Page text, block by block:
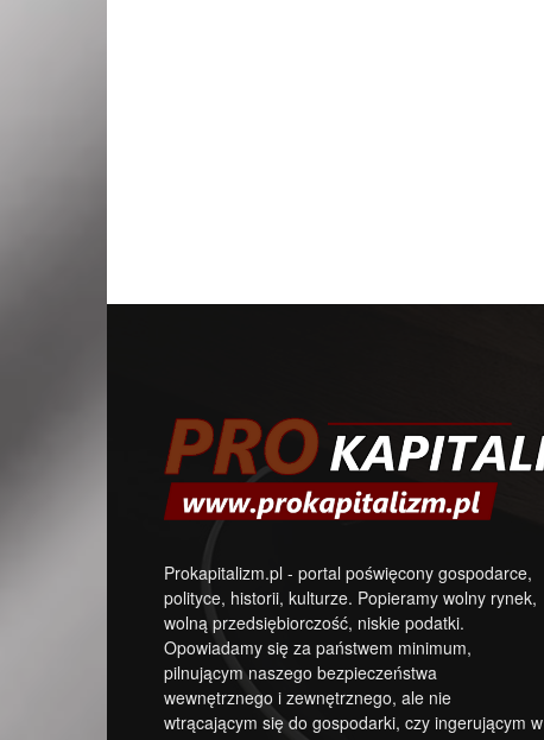
Prokapitalizm.pl - portal poświęcony gospodarce,
polityce, historii, kulturze. Popieramy wolny rynek,
wolną przedsiębiorczość, niskie podatki.
Opowiadamy się za państwem minimum,
pilnującym naszego bezpieczeństwa
wewnętrznego i zewnętrznego, ale nie
wtrącającym się do gospodarki, czy ingerującym w